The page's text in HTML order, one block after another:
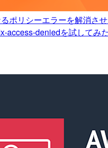
ポリシーエラーを解消さ
access-deniedを試してみた